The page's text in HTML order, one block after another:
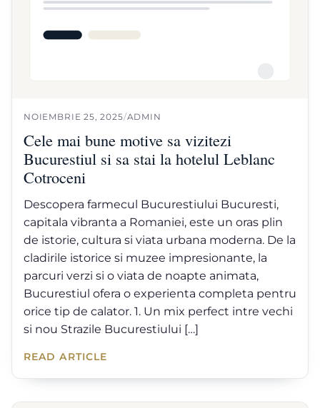
NOIEMBRIE 25, 2025/ADMIN
Cele mai bune motive sa vizitezi
Bucurestiul si sa stai la hotelul Leblanc
Cotroceni
Descopera farmecul Bucurestiului Bucuresti,
capitala vibranta a Romaniei, este un oras plin
de istorie, cultura si viata urbana moderna. De la
cladirile istorice si muzee impresionante, la
parcuri verzi si o viata de noapte animata,
Bucurestiul ofera o experienta completa pentru
orice tip de calator. 1. Un mix perfect intre vechi
si nou Strazile Bucurestiului […]
READ ARTICLE